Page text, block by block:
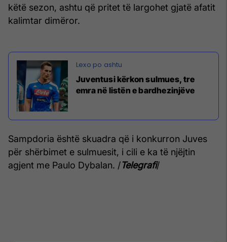
këtë sezon, ashtu që pritet të largohet gjatë afatit
kalimtar dimëror.
Juventusi kërkon sulmues, tre
emra në listën e bardhezinjëve
Sampdoria është skuadra që i konkurron Juves
për shërbimet e sulmuesit, i cili e ka të njëjtin
agjent me Paulo Dybalan. /Telegrafi/